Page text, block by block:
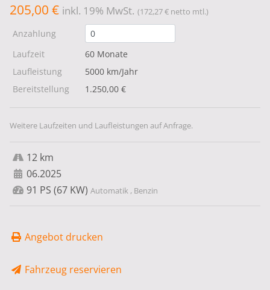
205,00 € inkl. 19% MwSt. (172,27 € netto mtl.)
Anzahlung
Laufzeit
60 Monate
Laufleistung
5000 km/Jahr
Bereitstellung
1.250,00 €
Weitere Laufzeiten und Laufleistungen auf Anfrage.
12 km
06.2025
91 PS (67 KW) Automatik , Benzin
Angebot drucken
Fahrzeug reservieren